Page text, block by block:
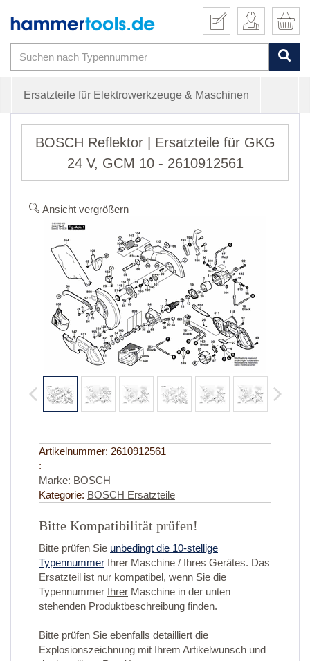
Ersatzteile für Elektrowerkzeuge & Maschinen
BOSCH Reflektor | Ersatzteile für GKG
24 V, GCM 10 - 2610912561
Ansicht vergrößern
Artikelnummer: 2610912561
:
Marke: BOSCH
Kategorie: BOSCH Ersatzteile
Bitte Kompatibilität prüfen!
Bitte prüfen Sie unbedingt die 10-stellige
Typennummer Ihrer Maschine / Ihres Gerätes. Das
Ersatzteil ist nur kompatibel, wenn Sie die
Typennummer Ihrer Maschine in der unten
stehenden Produktbeschreibung finden.
Bitte prüfen Sie ebenfalls detailliert die
Explosionszeichnung mit Ihrem Artikelwunsch und